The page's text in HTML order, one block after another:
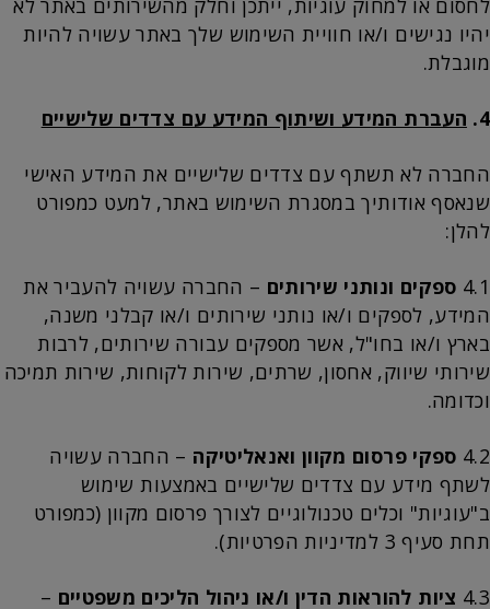
יהיו נגישים ו/או חוויית השימוש שלך באתר עשויה להיות
מוגבלת.
4. העברת המידע ושיתוף המידע עם צדדים שלישיים
החברה לא תשתף עם צדדים שלישיים את המידע האישי
שנאסף אודותיך במסגרת השימוש באתר, למעט כמפורט
להלן:
4.1 ספקים ונותני שירותים – החברה עשויה להעביר את
המידע, לספקים ו/או נותני שירותים ו/או קבלני משנה,
בארץ ו/או בחו"ל, אשר מספקים עבורה שירותים, לרבות
שירותי שיווק, אחסון, שרתים, שירות לקוחות, שירות תמיכה
וכדומה.
4.2 ספקי פרסום מקוון ואנאליטיקה – החברה עשויה
לשתף מידע עם צדדים שלישיים באמצעות שימוש
ב"עוגיות" וכלים טכנולוגיים לצורך פרסום מקוון (כמפורט
תחת סעיף 3 למדיניות הפרטיות).
4.3 ציות להוראות הדין ו/או ניהול הליכים משפטיים –